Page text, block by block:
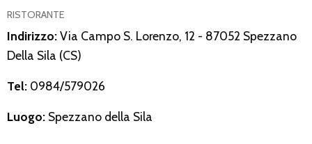
RISTORANTE
Indirizzo:Via Campo S. Lorenzo, 12 - 87052 Spezzano
Della Sila (CS)
Tel: 0984/579026
Luogo: Spezzano della Sila